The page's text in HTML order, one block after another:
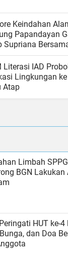
Keindahan
Papandayan
Supriana
Cr
Literasi IAD
Lingkungan
Atap
Limbah
BGN Lakukan
HUT ke-
dan Doa